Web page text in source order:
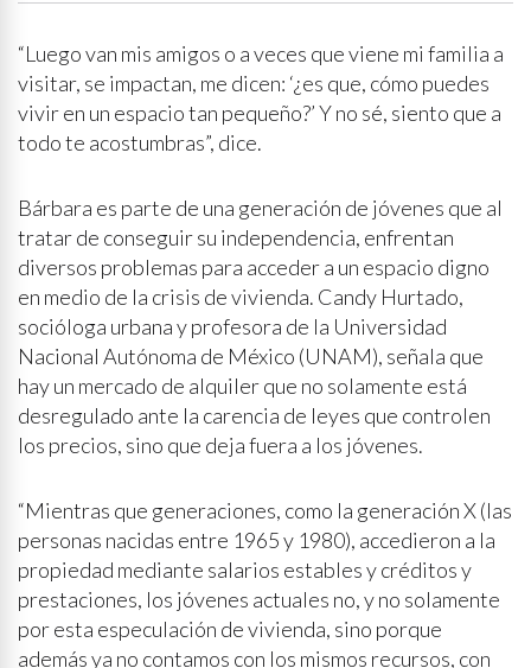
“Luego van mis amigos o a veces que viene mi familia a
visitar, se impactan, me dicen: ‘¿es que, cómo puedes
vivir en un espacio tan pequeño?’ Y no sé, siento que a
todo te acostumbras”, dice.
Bárbara es parte de una generación de jóvenes que al
tratar de conseguir su independencia, enfrentan
diversos problemas para acceder a un espacio digno
en medio de la crisis de vivienda. Candy Hurtado,
socióloga urbana y profesora de la Universidad
Nacional Autónoma de México (UNAM), señala que
hay un mercado de alquiler que no solamente está
desregulado ante la carencia de leyes que controlen
los precios, sino que deja fuera a los jóvenes.
“Mientras que generaciones, como la generación X (las
personas nacidas entre 1965 y 1980), accedieron a la
propiedad mediante salarios estables y créditos y
prestaciones, los jóvenes actuales no, y no solamente
por esta especulación de vivienda, sino porque
además ya no contamos con los mismos recursos, con